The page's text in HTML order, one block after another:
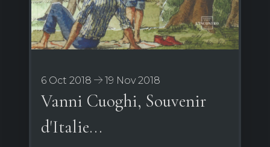
6 Oct 2018 19 Nov 2018
Vanni Cuoghi, Souvenir
d'Italie...